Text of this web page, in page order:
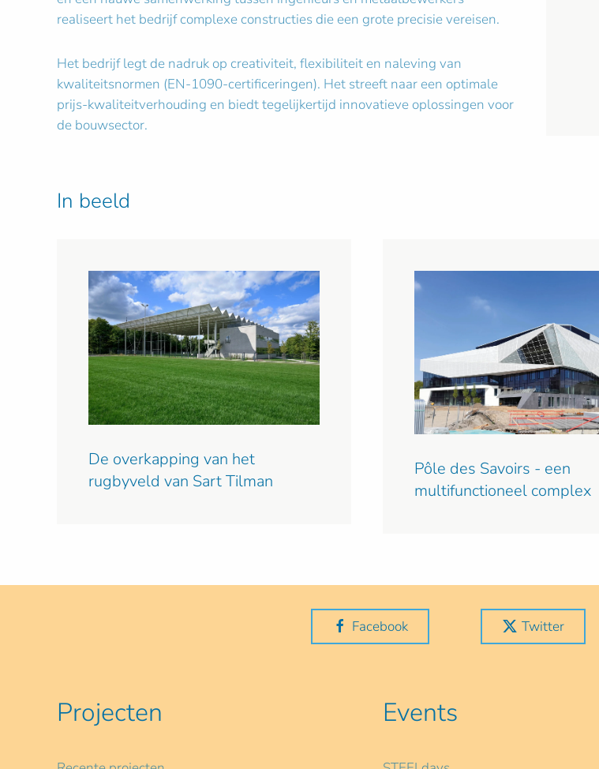
realiseert het bedrijf complexe constructies die een grote precisie vereisen.
Het bedrijf legt de nadruk op creativiteit, flexibiliteit en naleving van
kwaliteitsnormen (EN-1090-certificeringen). Het streeft naar een optimale
prijs-kwaliteitverhouding en biedt tegelijkertijd innovatieve oplossingen voor
de bouwsector.
In beeld
De overkapping van het
rugbyveld van Sart Tilman
Pôle des Savoirs - een
multifunctioneel complex
Facebook Twitter
Projecten Events